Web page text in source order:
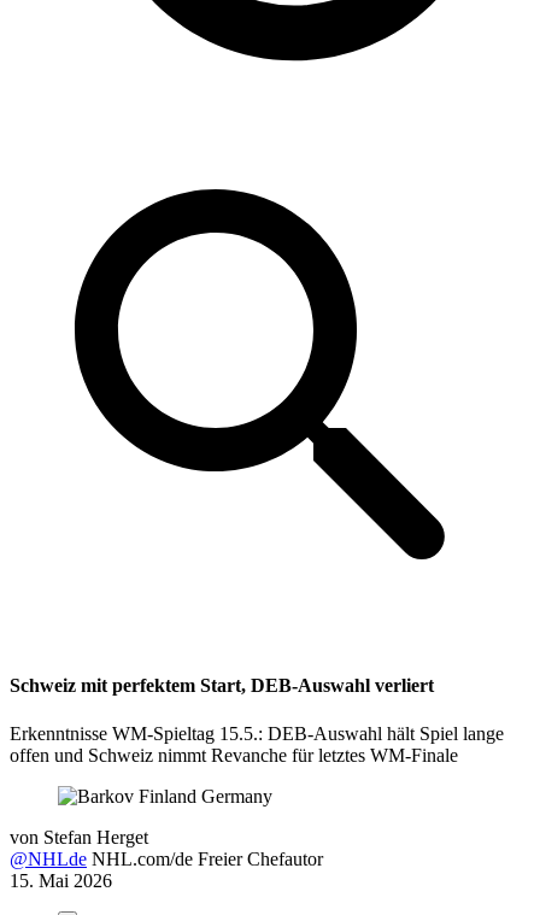
Schweiz mit perfektem Start, DEB-Auswahl verliert
Erkenntnisse WM-Spieltag 15.5.: DEB-Auswahl hält Spiel lange
offen und Schweiz nimmt Revanche für letztes WM-Finale
von Stefan Herget
@NHLde NHL.com/de Freier Chefautor
15. Mai 2026